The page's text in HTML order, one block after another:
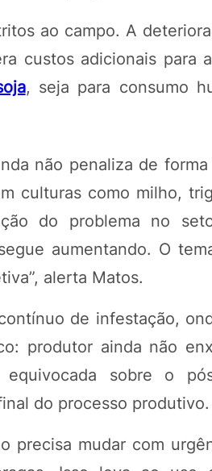
ao campo. A
custos adicionais para
, seja para consumo
não penaliza de
culturas como milho,
do problema no
aumentando. O
alerta Matos.
de infestação,
produtor ainda não
sobre o
do processo produtivo.
precisa mudar com